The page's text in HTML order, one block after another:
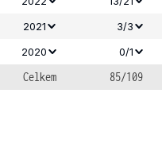
2021
3/3
2020 0/1
Celkem
85/109